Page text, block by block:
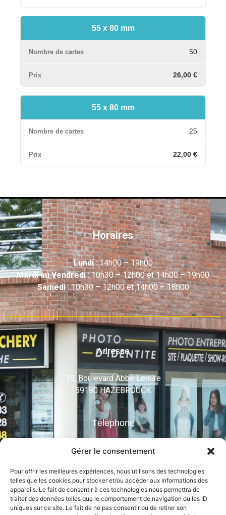
Gérer le consentement
Pour offrir les meilleures expériences, nous utilisons des technologies
telles que les cookies pour stocker et/ou accéder aux informations des
appareils. Le fait de consentir à ces technologies nous permettra de
traiter des données telles que le comportement de navigation ou les ID
uniques sur ce site. Le fait de ne pas consentir ou de retirer son
55 x 80 mm
50
26,00 €
55 x 80 mm
25
22,00 €
Horaires
Lundi: 14h00 – 19h00
Mardi au Vendredi: 10h30 – 12h00 et 14h00 – 19h00
Samedi: 10h30 – 12h00 et 14h00 – 18h00
Adresse
19, Boulevard Abbé Lemire
59190 HAZEBROUCK
Téléphone
03 28 48 61 52
Mail
info@alloucheryphoto.com